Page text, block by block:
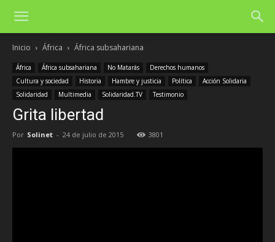
Inicio África África subsahariana
África África subsahariana No Matarás
Derechos humanos
Cultura y sociedad
Historia Hambre y justicia Política
Acción Solidaria
Solidaridad
Multimedia Solidaridad.TV Testimonio
Grita libertad
Por Solinet - 24 de julio de 2015 3801